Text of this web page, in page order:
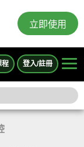
立即使用
程 登入/註冊